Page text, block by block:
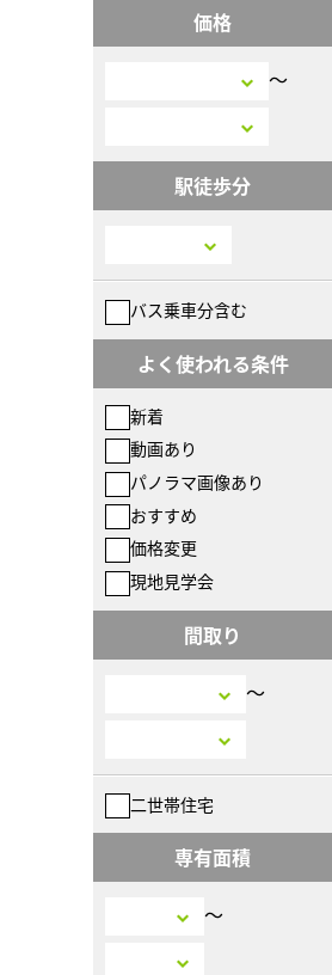
価格
〜
駅徒歩分
バス乗車分含む
よく使われる条件
新着
動画あり
パノラマ画像あり
おすすめ
価格変更
現地見学会
間取り
〜
二世帯住宅
専有面積
〜